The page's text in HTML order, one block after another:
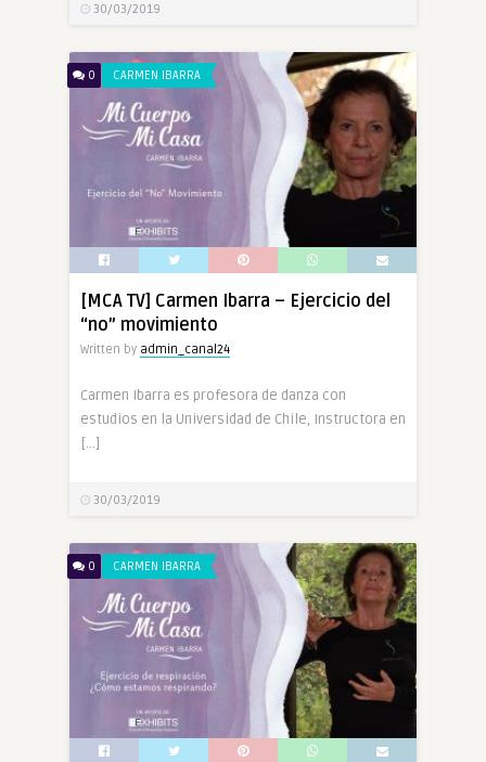
30/03/2019
0 CARMEN IBARRA
[MCA TV] Carmen Ibarra – Ejercicio del
“no” movimiento
Written by admin_canal24
Carmen Ibarra es profesora de danza con
estudios en la Universidad de Chile, Instructora en
[…]
30/03/2019
0 CARMEN IBARRA